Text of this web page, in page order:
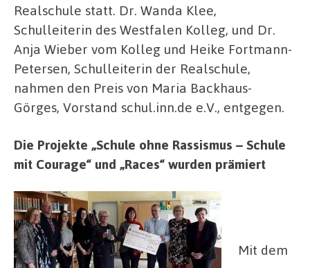
Realschule statt. Dr. Wanda Klee,
Schulleiterin des Westfalen Kolleg, und Dr.
Anja Wieber vom Kolleg und Heike Fortmann-
Petersen, Schulleiterin der Realschule,
nahmen den Preis von Maria Backhaus-
Görges, Vorstand schul.inn.de e.V., entgegen.
Die Projekte „Schule ohne Rassismus – Schule
mit Courage“ und „Races“ wurden prämiert
Mit dem